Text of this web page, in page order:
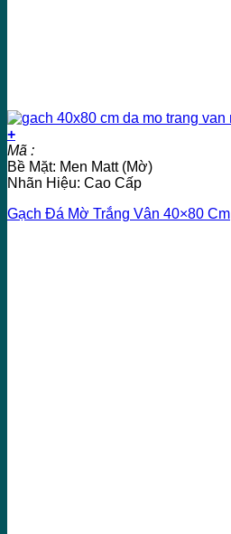
+
Mã :
Bề Mặt: Men Matt (Mờ)
Nhãn Hiệu: Cao Cấp
Gạch Đá Mờ Trắng Vân 40×80 Cm